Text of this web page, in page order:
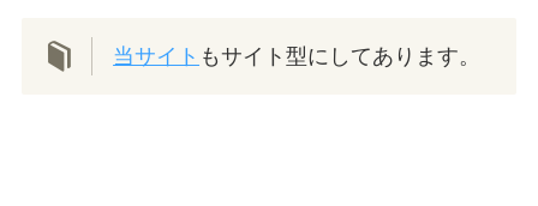
当サイト もサイト型にしてあります。